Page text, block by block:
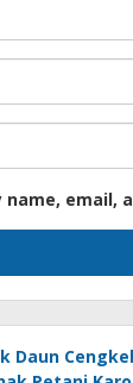
name,
Daun